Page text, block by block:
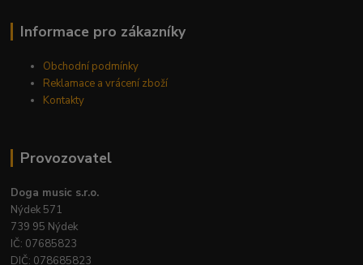
Informace pro zákazníky
Obchodní podmínky
Reklamace a vrácení zboží
Kontakty
Provozovatel
Doga music s.r.o.
Nýdek 571
739 95 Nýdek
IČ: 07685823
DIČ: 078685823